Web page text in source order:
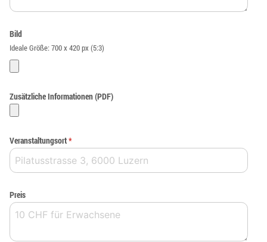
Bild
Ideale Größe: 700 x 420 px (5:3)
Zusätzliche Informationen (PDF)
Veranstaltungsort*
Preis